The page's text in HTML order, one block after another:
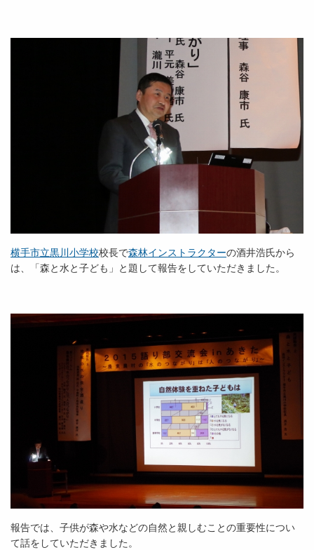
横手市立黒川小学校校長で森林インストラクターの酒井浩氏から
は、「森と水と子ども」と題して報告をしていただきました。
報告では、子供が森や水などの自然と親しむことの重要性につい
て話をしていただきました。